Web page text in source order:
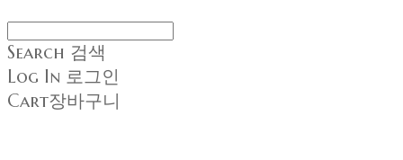
Search 검색
Log In 로그인
Cart장바구니